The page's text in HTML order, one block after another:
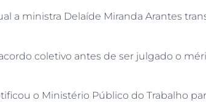
a ministra Delaíde Miranda Arantes
coletivo antes de ser julgado o
o Ministério Público do Trabalho